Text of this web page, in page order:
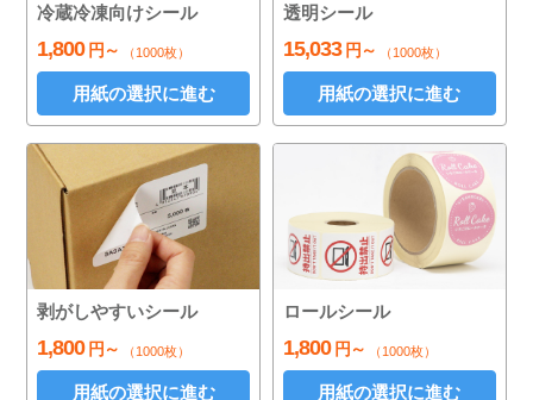
冷蔵冷凍向けシール
1,800 円～ （1000枚）
用紙の選択に進む
透明シール
15,033 円～ （1000枚）
用紙の選択に進む
剥がしやすいシール
1,800 円～ （1000枚）
用紙の選択に進む
ロールシール
1,800 円～ （1000枚）
用紙の選択に進む